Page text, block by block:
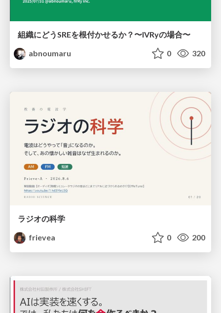
組織にどうSREを根付かせるか？〜IVRyの場合〜
abnoumaru
0 320
ラジオの科学
frievea
0 200